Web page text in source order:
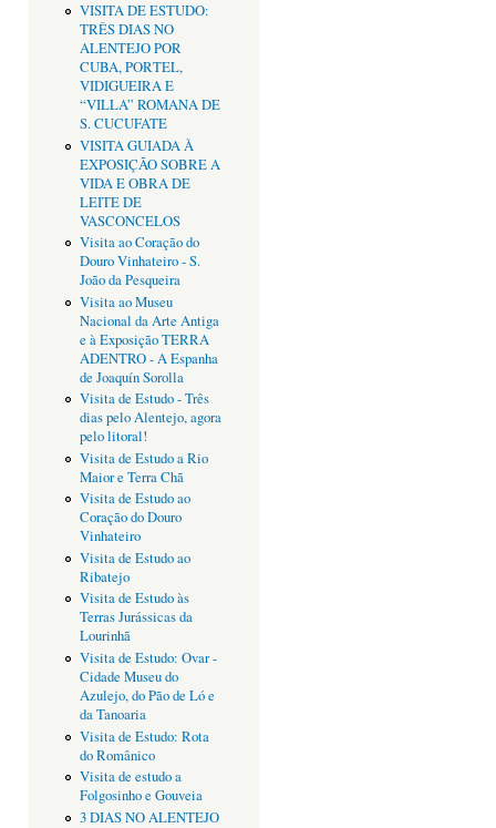
VISITA DE ESTUDO:
TRÊS DIAS NO
ALENTEJO POR
CUBA, PORTEL,
VIDIGUEIRA E
“VILLA” ROMANA DE
S. CUCUFATE
VISITA GUIADA À
EXPOSIÇÃO SOBRE A
VIDA E OBRA DE
LEITE DE
VASCONCELOS
Visita ao Coração do
Douro Vinhateiro - S.
João da Pesqueira
Visita ao Museu
Nacional da Arte Antiga
e à Exposição TERRA
ADENTRO - A Espanha
de Joaquín Sorolla
Visita de Estudo - Três
dias pelo Alentejo, agora
pelo litoral!
Visita de Estudo a Rio
Maior e Terra Chã
Visita de Estudo ao
Coração do Douro
Vinhateiro
Visita de Estudo ao
Ribatejo
Visita de Estudo às
Terras Jurássicas da
Lourinhã
Visita de Estudo: Ovar -
Cidade Museu do
Azulejo, do Pão de Ló e
da Tanoaria
Visita de Estudo: Rota
do Românico
Visita de estudo a
Folgosinho e Gouveia
3 DIAS NO ALENTEJO